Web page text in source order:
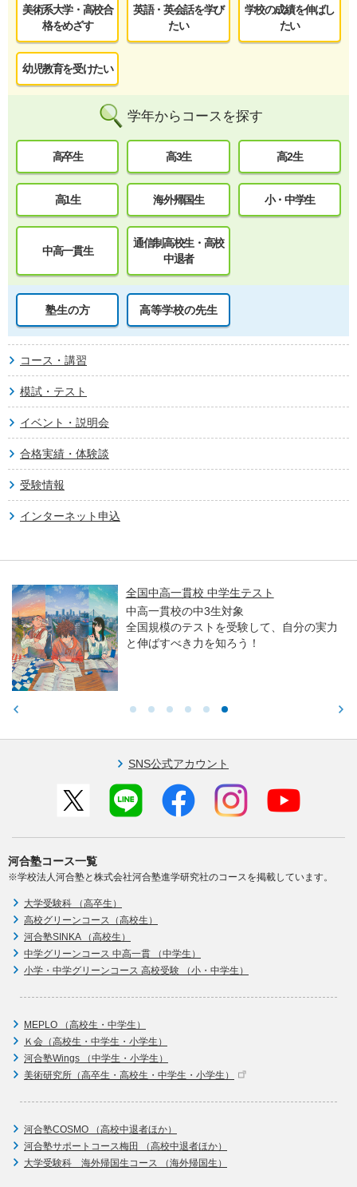
美術系大学・高校合
格をめざす
英語・英会話を学び
たい
学校の成績を伸ばし
たい
幼児教育を受けたい
学年からコースを探す
高卒生 高3生 高2生
高1生 海外帰国生 小・中学生
中高一貫生
通信制高校生・高校
中退者
塾生の方 高等学校の先生
コース・講習
模試・テスト
イベント・説明会
合格実績・体験談
受験情報
インターネット申込
国中高一貫校 中学生テスト
高一貫校の中3生対象
国規模のテストを受験して、自分の実力
伸ばすべき力を知ろう！
SNS公式アカウント
河合塾コース一覧
※学校法人河合塾と株式会社河合塾進学研究社のコースを掲載しています。
大学受験科 （高卒生）
高校グリーンコース（高校生）
河合塾SINKA （高校生）
中学グリーンコース 中高一貫 （中学生）
小学・中学グリーンコース 高校受験 （小・中学生）
MEPLO （高校生・中学生）
Ｋ会（高校生・中学生・小学生）
河合塾Wings （中学生・小学生）
美術研究所（高卒生・高校生・中学生・小学生）
河合塾COSMO （高校中退者ほか）
河合塾サポートコース梅田 （高校中退者ほか）
大学受験科 海外帰国生コース （海外帰国生）